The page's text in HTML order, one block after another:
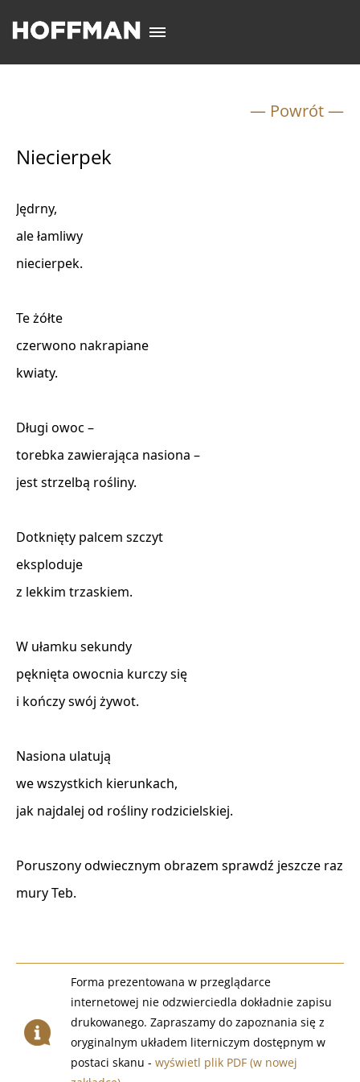
— Powrót —
Niecierpek
Jędrny,
ale łamliwy
niecierpek.
Te żółte
czerwono nakrapiane
kwiaty.
Długi owoc –
torebka zawierająca nasiona –
jest strzelbą rośliny.
Dotknięty palcem szczyt
eksploduje
z lekkim trzaskiem.
W ułamku sekundy
pęknięta owocnia kurczy się
i kończy swój żywot.
Nasiona ulatują
we wszystkich kierunkach,
jak najdalej od rośliny rodzicielskiej.
Poruszony odwiecznym obrazem sprawdź jeszcze raz
mury Teb.
Forma prezentowana w przeglądarce
internetowej nie odzwierciedla dokładnie zapisu
drukowanego. Zapraszamy do zapoznania się z
oryginalnym układem literniczym dostępnym w
postaci skanu - wyświetl plik PDF (w nowej